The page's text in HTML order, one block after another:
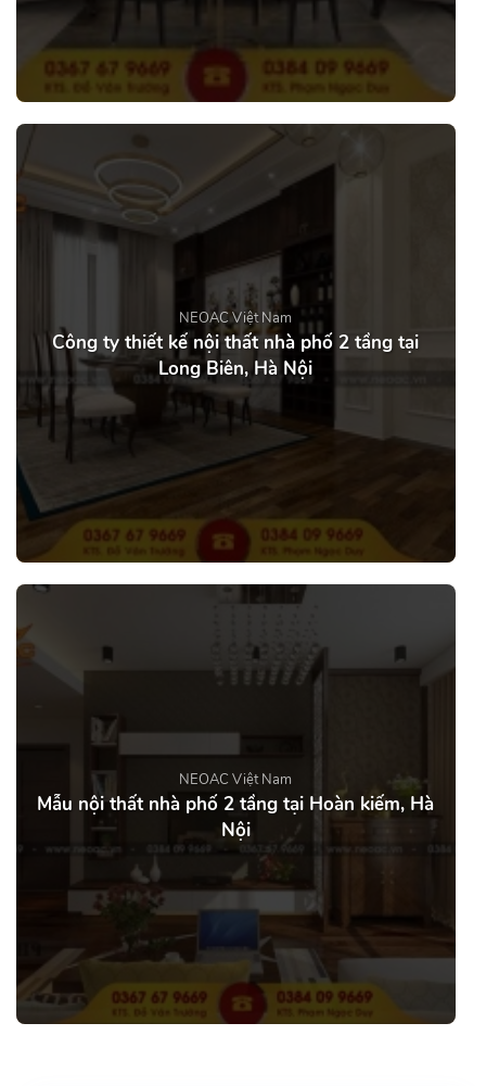
NEOAC Việt Nam
Công ty thiết kế nội thất nhà phố 2 tầng tại
Long Biên, Hà Nội
NEOAC Việt Nam
Mẫu nội thất nhà phố 2 tầng tại Hoàn kiếm, Hà
Nội